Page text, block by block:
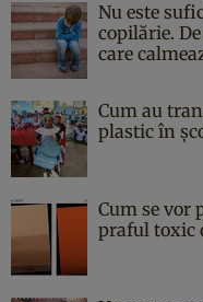
Nu este
copilărie.
care
Cum au
plastic în
Cum se vor
praful toxic